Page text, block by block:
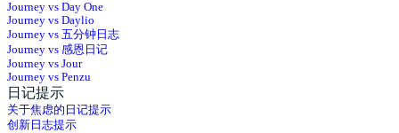
Journey vs Day One
Journey vs Daylio
Journey vs 五分钟日志
Journey vs 感恩日记
Journey vs Jour
Journey vs Penzu
日记提示
关于焦虑的日记提示
创新日志提示